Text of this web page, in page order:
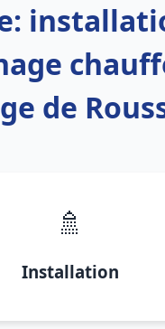
de
🚿
Installation